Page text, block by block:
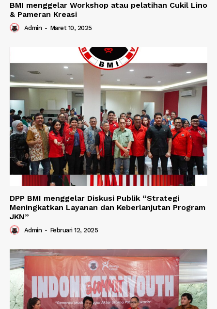
BMI menggelar Workshop atau pelatihan Cukil Lino
& Pameran Kreasi
Admin - Maret 10, 2025
DPP BMI menggelar Diskusi Publik “Strategi
Meningkatkan Layanan dan Keberlanjutan Program
JKN”
Admin - Februari 12, 2025